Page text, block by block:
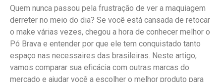
Quem nunca passou pela frustração de ver a maquiagem
derreter no meio do dia? Se você está cansada de retocar
o make várias vezes, chegou a hora de conhecer melhor o
Pó Brava e entender por que ele tem conquistado tanto
espaço nas necessaires das brasileiras. Neste artigo,
vamos comparar sua eficácia com outras marcas do
mercado e ajudar você a escolher o melhor produto para